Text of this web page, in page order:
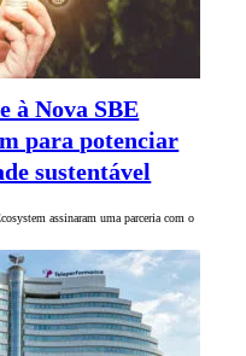
à Nova SBE
para potenciar
sustentável
assinaram uma parceria com o